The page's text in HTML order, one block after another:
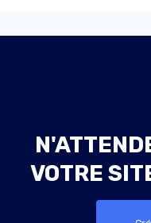
VOTRE